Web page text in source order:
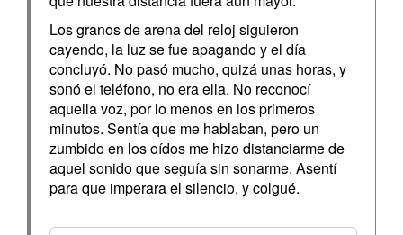
Los granos de arena del reloj siguieron
cayendo, la luz se fue apagando y el día
concluyó. No pasó mucho, quizá unas horas, y
sonó el teléfono, no era ella. No reconocí
aquella voz, por lo menos en los primeros
minutos. Sentía que me hablaban, pero un
zumbido en los oídos me hizo distanciarme de
aquel sonido que seguía sin sonarme. Asentí
para que imperara el silencio, y colgué.